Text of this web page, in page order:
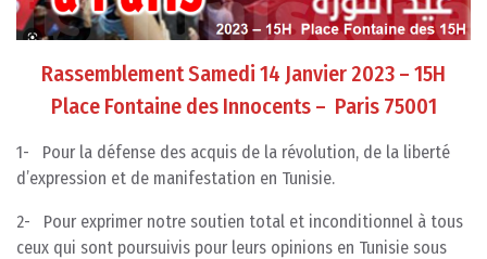
Rassemblement Samedi 14 Janvier 2023 – 15H
Place Fontaine des Innocents – Paris 75001
1- Pour la défense des acquis de la révolution, de la liberté
d’expression et de manifestation en Tunisie.
2- Pour exprimer notre soutien total et inconditionnel à tous
ceux qui sont poursuivis pour leurs opinions en Tunisie sous